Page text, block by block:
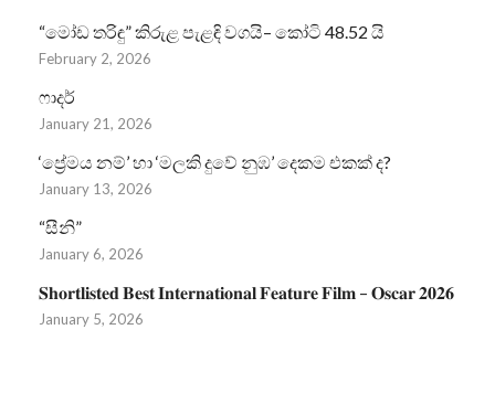
“මෝඩ තරිඳු” කිරුළ පැළඳි වගයි– කෝටි 48.52 යි
February 2, 2026
ෆාදර්
January 21, 2026
‘ප්‍රේමය නම්’ හා ‘මලකි දුවේ නුඹ’ දෙකම එකක් ද?
January 13, 2026
“සීනි”
January 6, 2026
𝐒𝐡𝐨𝐫𝐭𝐥𝐢𝐬𝐭𝐞𝐝 𝐁𝐞𝐬𝐭 𝐈𝐧𝐭𝐞𝐫𝐧𝐚𝐭𝐢𝐨𝐧𝐚𝐥 𝐅𝐞𝐚𝐭𝐮𝐫𝐞 𝐅𝐢𝐥𝐦 – 𝐎𝐬𝐜𝐚𝐫 𝟐𝟎𝟐𝟔
January 5, 2026